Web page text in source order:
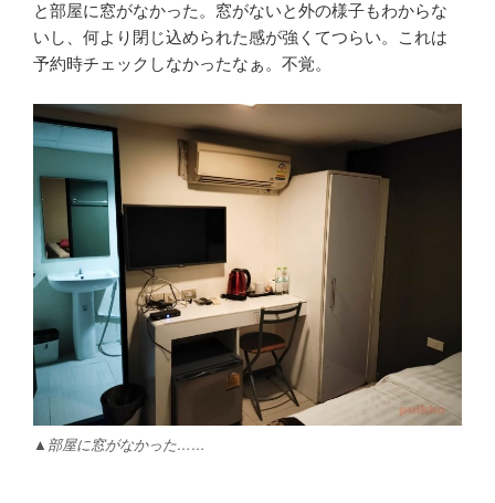
と部屋に窓がなかった。窓がないと外の様子もわからな
いし、何より閉じ込められた感が強くてつらい。これは
予約時チェックしなかったなぁ。不覚。
▲部屋に窓がなかった……